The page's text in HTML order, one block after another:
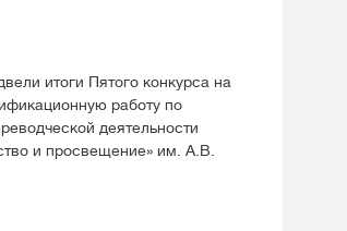
итоги Пятого конкурса на
работу по
деятельности
и просвещение» им. А.В.